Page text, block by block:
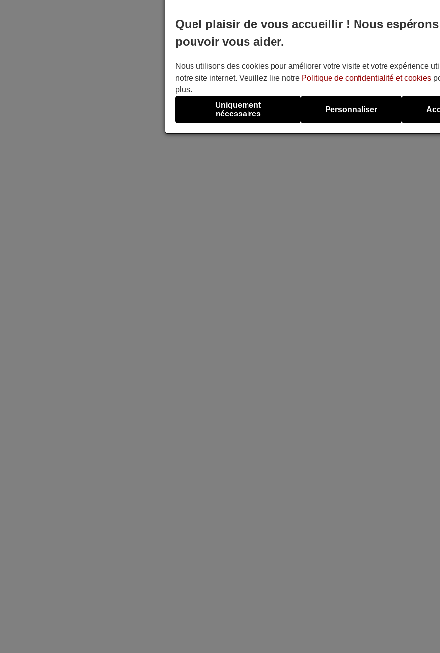
Quel plaisir de vous accueillir ! Nous espérons
pouvoir vous aider.
Nous utilisons des cookies pour améliorer votre visite et votre expérience
notre site internet. Veuillez lire notre Politique de confidentialité et cookies
plus.
Uniquement
nécessaires
Personnaliser